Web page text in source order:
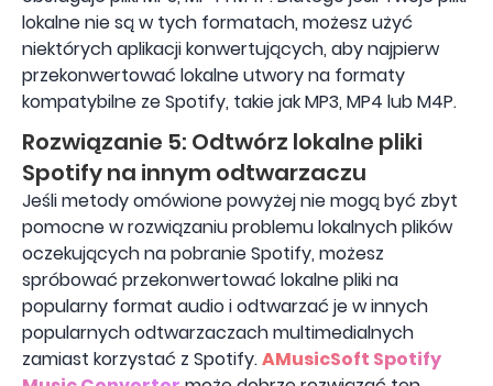
lokalne nie są w tych formatach, możesz użyć
niektórych aplikacji konwertujących, aby najpierw
przekonwertować lokalne utwory na formaty
kompatybilne ze Spotify, takie jak MP3, MP4 lub M4P.
Rozwiązanie 5: Odtwórz lokalne pliki
Spotify na innym odtwarzaczu
Jeśli metody omówione powyżej nie mogą być zbyt
pomocne w rozwiązaniu problemu lokalnych plików
oczekujących na pobranie Spotify, możesz
spróbować przekonwertować lokalne pliki na
popularny format audio i odtwarzać je w innych
popularnych odtwarzaczach multimedialnych
zamiast korzystać z Spotify.AMusicSoft Spotify